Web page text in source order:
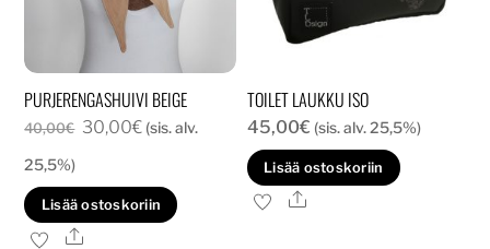
PURJERENGASHUIVI BEIGE
40,00€ Alkuperäinen
oli:
40,00€.
30,00€Nykyinen
on:
30,00€.
(sis. alv.
25,5%)
Lisää ostoskoriin
Ale
TOILET LAUKKU ISO
45,00€ (sis. alv. 25,5%)
Lisää ostoskoriin
Ale